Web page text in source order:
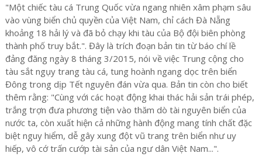
"Một chiếc tàu cá Trung Quốc vừa ngang nhiên xâm phạm sâu
vào vùng biển chủ quyền của Việt Nam, chỉ cách Đà Nẵng
khoảng 18 hải lý và đã bỏ chạy khi tàu của Bộ đội biên phòng
thành phố truy bắt.". Đây là trích đoạn bản tin từ báo chí lề
đảng đăng ngày 8 tháng 3/2015, nói về việc Trung cộng cho
tàu sắt ngụy trang tàu cá, tung hoành ngang dọc trên biển
Đông trong dịp Tết nguyên đán vừa qua. Bản tin còn cho biết
thêm rằng: "Cùng với các hoạt động khai thác hải sản trái phép,
trắng trợn đưa phương tiện vào thăm dò tài nguyên biển của
nước ta, còn xuất hiện cả những hành động mang tính chất đặc
biệt nguy hiểm, dễ gây xung đột vũ trang trên biển như uy
hiếp, vô cớ trấn cướp tài sản của ngư dân Việt Nam...".